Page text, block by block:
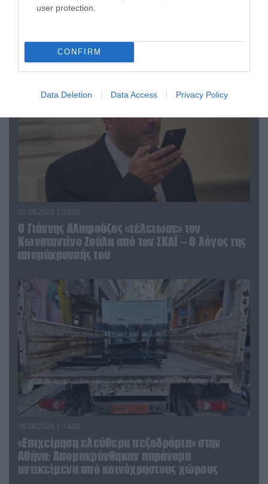
user protection.
CONFIRM
Data Deletion Data Access Privacy Policy
ΠΟΛΙΤΙΚΗ
07.08.2026 | 20:02
Ο Γιάννης Αλαφούζος «τέλειωσε» τον
Κωνσταντίνο Ζούλα από τον ΣΚΑΪ – Ο λόγος της
απομάκρυνσής του
06.08.2026 | 14:02
«Επιχείρηση ελεύθερα πεζοδρόμια» στην
Αθήνα: Απομακρύνθηκαν παράνομα
αντικείμενα από κοινόχρηστους χώρους